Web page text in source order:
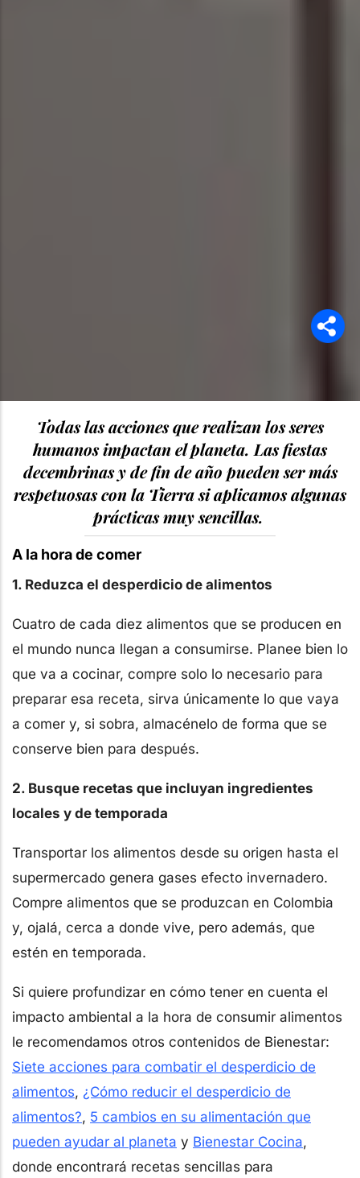
Todas las acciones que realizan los seres
humanos impactan el planeta. Las fiestas
decembrinas y de fin de año pueden ser más
respetuosas con la Tierra si aplicamos algunas
prácticas muy sencillas.
A la hora de comer
1. Reduzca el desperdicio de alimentos
Cuatro de cada diez alimentos que se producen en
el mundo nunca llegan a consumirse. Planee bien lo
que va a cocinar, compre solo lo necesario para
preparar esa receta, sirva únicamente lo que vaya
a comer y, si sobra, almacénelo de forma que se
conserve bien para después.
2. Busque recetas que incluyan ingredientes
locales y de temporada
Transportar los alimentos desde su origen hasta el
supermercado genera gases efecto invernadero.
Compre alimentos que se produzcan en Colombia
y, ojalá, cerca a donde vive, pero además, que
estén en temporada.
Si quiere profundizar en cómo tener en cuenta el
impacto ambiental a la hora de consumir alimentos
le recomendamos otros contenidos de Bienestar:
Siete acciones para combatir el desperdicio de
alimentos, ¿Cómo reducir el desperdicio de
alimentos?, 5 cambios en su alimentación que
pueden ayudar al planeta y Bienestar Cocina,
donde encontrará recetas sencillas para